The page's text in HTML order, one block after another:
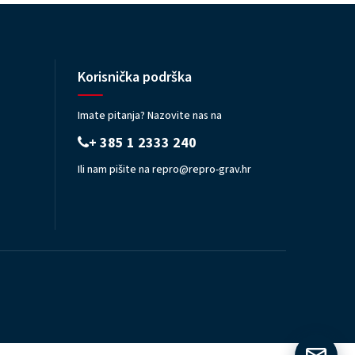
Korisnička podrška
Imate pitanja? Nazovite nas na
+ 385 1 2333 240
Ili nam pišite na repro@repro-grav.hr